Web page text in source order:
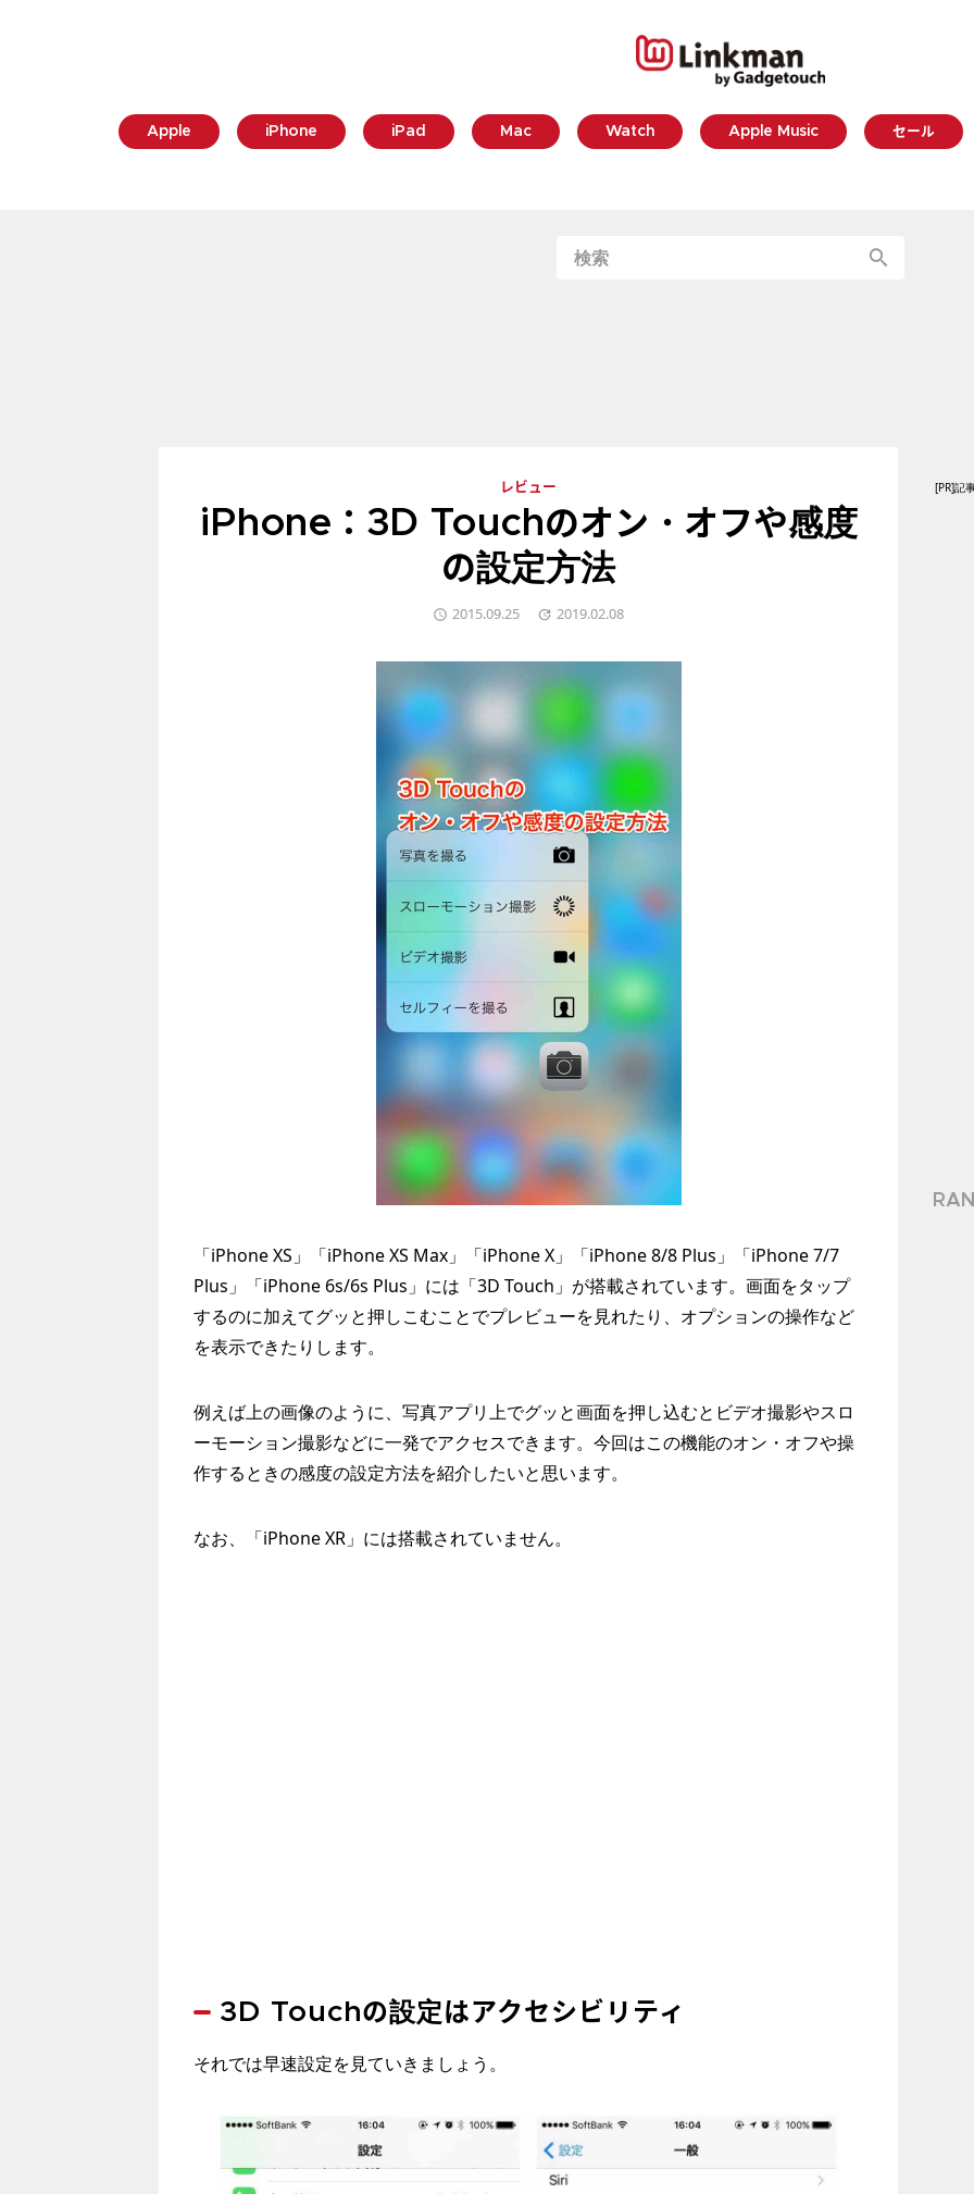
Apple iPhone iPad Mac Watch Apple Music セール
レビュー
iPhone：3D Touchのオン・オフや感度
の設定方法
2015.09.25 2019.02.08
「iPhone XS」「iPhone XS Max」「iPhone X」「iPhone 8/8 Plus」「iPhone 7/7
Plus」「iPhone 6s/6s Plus」には「3D Touch」が搭載されています。画面をタップ
するのに加えてグッと押しこむことでプレビューを見れたり、オプションの操作など
を表示できたりします。
例えば上の画像のように、写真アプリ上でグッと画面を押し込むとビデオ撮影やスロ
ーモーション撮影などに一発でアクセスできます。今回はこの機能のオン・オフや操
作するときの感度の設定方法を紹介したいと思います。
なお、「iPhone XR」には搭載されていません。
3D Touchの設定はアクセシビリティ
それでは早速設定を見ていきましょう。
[PR]記